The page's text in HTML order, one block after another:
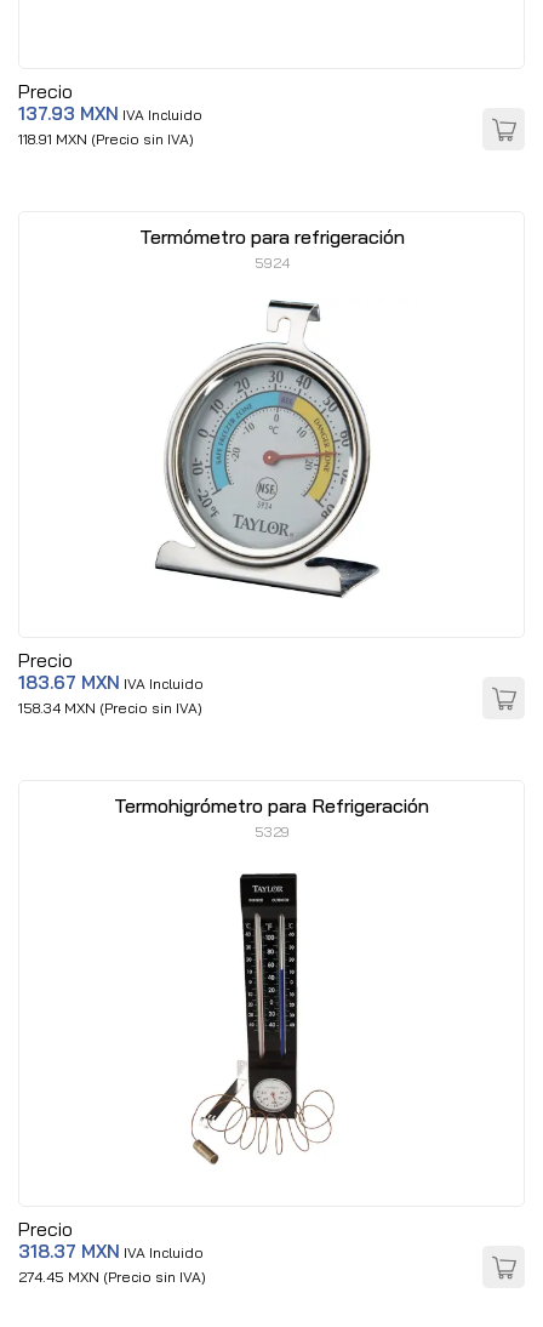
Precio
137.93 MXN IVA Incluido
118.91 MXN (Precio sin IVA)
Termómetro para refrigeración
5924
Precio
183.67 MXN IVA Incluido
158.34 MXN (Precio sin IVA)
Termohigrómetro para Refrigeración
5329
Precio
318.37 MXN IVA Incluido
274.45 MXN (Precio sin IVA)